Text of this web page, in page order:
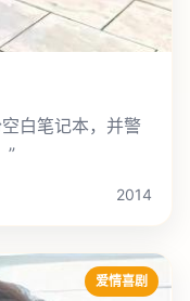
白笔记本，并警
”
2014
爱情喜剧